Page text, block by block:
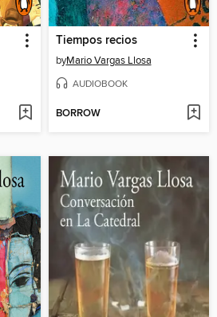
Tiempos recios
byMario Vargas Llosa
AUDIOBOOK
BORROW